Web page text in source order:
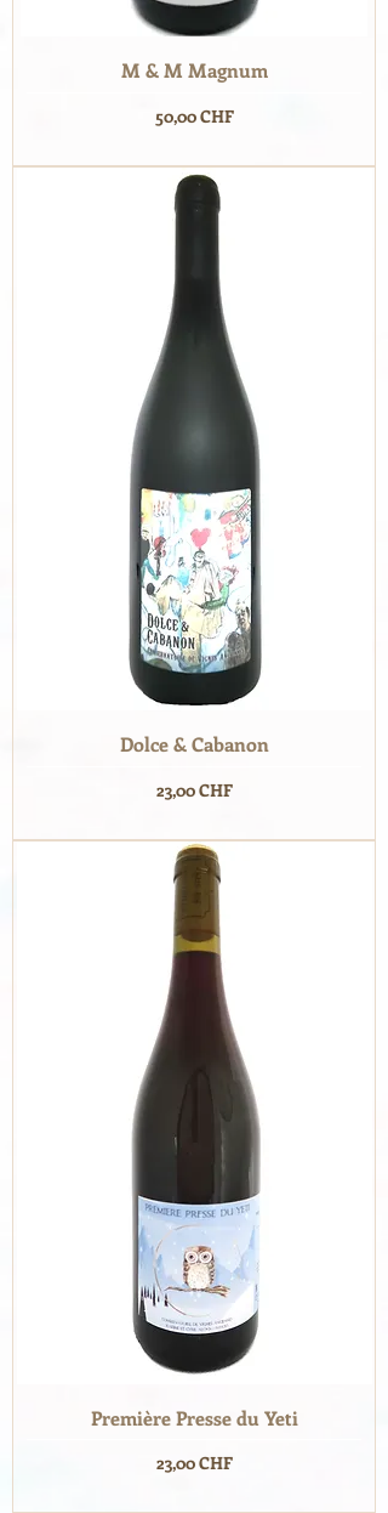
M & M Magnum
Prix
50,00 CHF
Dolce & Cabanon
Prix
23,00 CHF
Première Presse du Yeti
Prix
23,00 CHF